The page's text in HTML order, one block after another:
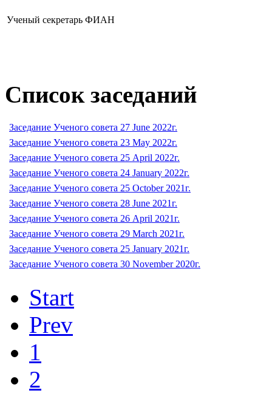
Ученый секретарь ФИАН
Список заседаний
Заседание Ученого совета 27 June 2022г.
Заседание Ученого совета 23 May 2022г.
Заседание Ученого совета 25 April 2022г.
Заседание Ученого совета 24 January 2022г.
Заседание Ученого совета 25 October 2021г.
Заседание Ученого совета 28 June 2021г.
Заседание Ученого совета 26 April 2021г.
Заседание Ученого совета 29 March 2021г.
Заседание Ученого совета 25 January 2021г.
Заседание Ученого совета 30 November 2020г.
Start
Prev
1
2